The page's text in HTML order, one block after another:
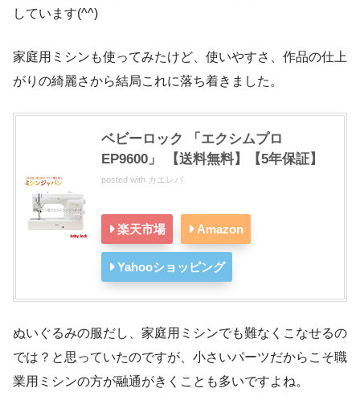
しています(^^)
家庭用ミシンも使ってみたけど、使いやすさ、作品の仕上
がりの綺麗さから結局これに落ち着きました。
ベビーロック 「エクシムプロ
EP9600」 【送料無料】【5年保証】
posted with カエレバ
楽天市場 Amazon
Yahooショッピング
ぬいぐるみの服だし、家庭用ミシンでも難なくこなせるの
では？と思っていたのですが、小さいパーツだからこそ職
業用ミシンの方が融通がきくことも多いですよね。